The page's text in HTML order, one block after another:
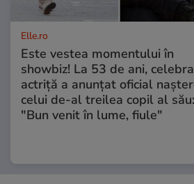
Elle.ro
Este vestea momentului în
showbiz! La 53 de ani, celebra
actriță a anunțat oficial
celui de-al treilea copil al său:
"Bun venit în lume, fiule"